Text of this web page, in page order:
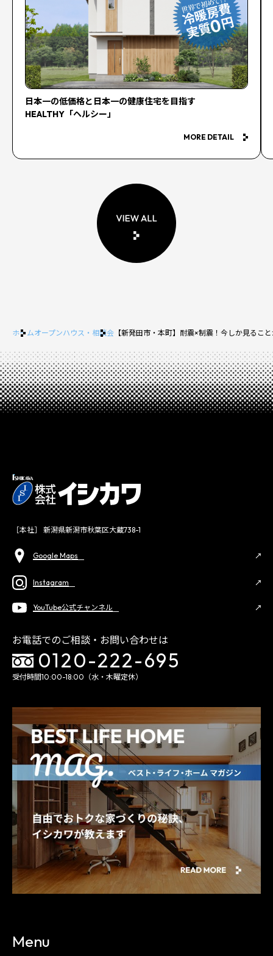
日本一の低価格と日本一の健康住宅を目指す
HEALTHY「ヘルシー」
MORE DETAIL
ホームオープンハウス・相談会 【新発田市・本町】耐震×制震！今しか見るこ
［本社］ 新潟県新潟市秋葉区大蔵738-1
Google Maps
Instagram
YouTube公式チャンネル
お電話でのご相談・お問い合わせは
0120-222-695
受付時間10:00-18:00（水・木曜定休）
Menu